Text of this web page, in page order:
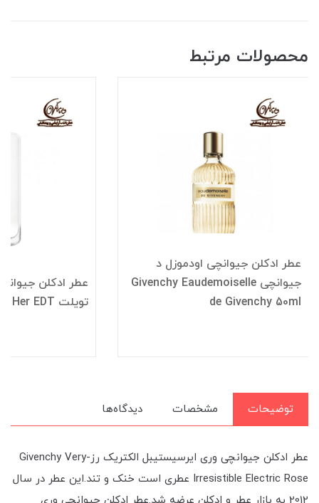
محصولات مرتبط
عطر ادکلن جیوانچی اودموزل د
جیوانچی Givenchy Eaudemoiselle
de Givenchy 50ml
عطر ادکلن
تویلت Givenchy Play For Her EDT
توضیحات مشخصات دیدگاه‌ها
عطر ادکلن جیوانچی وری ایرسیستیبل الکتریک رز-Givenchy Very
Irresistible Electric Rose عطری است خنک و تند.این عطر در سال